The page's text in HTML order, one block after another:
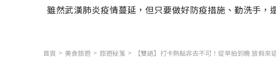
雖然武漢肺炎疫情蔓延，但只要做好防疫措施、勤洗手
首頁 美食旅遊 旅遊秘笈 【雙語】打卡熱點非去不可！從早拍到晚 放假來